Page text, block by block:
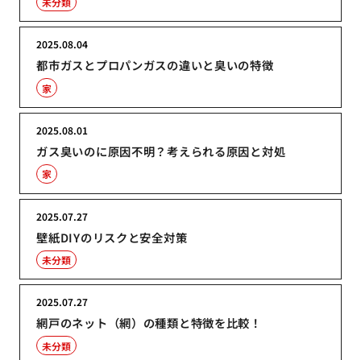
都市ガスとプロパンガスの違いと臭いの特徴
2025.08.04
家
ガス臭いのに原因不明？考えられる原因と対処
2025.08.01
家
壁紙DIYのリスクと安全対策
2025.07.27
未分類
網戸のネット（網）の種類と特徴を比較！
2025.07.27
未分類